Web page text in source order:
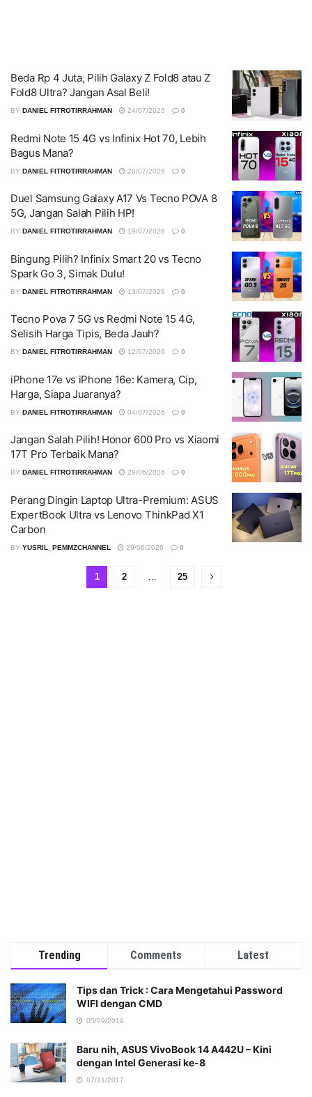
Beda Rp 4 Juta, Pilih Galaxy Z Fold8 atau Z
Fold8 Ultra? Jangan Asal Beli!
BY DANIEL FITROTIRRAHMAN 24/07/2026 0
Redmi Note 15 4G vs Infinix Hot 70, Lebih
Bagus Mana?
BY DANIEL FITROTIRRAHMAN 20/07/2026 0
Duel Samsung Galaxy A17 Vs Tecno POVA 8
5G, Jangan Salah Pilih HP!
BY DANIEL FITROTIRRAHMAN 19/07/2026 0
Bingung Pilih? Infinix Smart 20 vs Tecno
Spark Go 3, Simak Dulu!
BY DANIEL FITROTIRRAHMAN 13/07/2026 0
Tecno Pova 7 5G vs Redmi Note 15 4G,
Selisih Harga Tipis, Beda Jauh?
BY DANIEL FITROTIRRAHMAN 12/07/2026 0
iPhone 17e vs iPhone 16e: Kamera, Cip,
Harga, Siapa Juaranya?
BY DANIEL FITROTIRRAHMAN 04/07/2026 0
Jangan Salah Pilih! Honor 600 Pro vs Xiaomi
17T Pro Terbaik Mana?
BY DANIEL FITROTIRRAHMAN 29/06/2026 0
Perang Dingin Laptop Ultra-Premium: ASUS
ExpertBook Ultra vs Lenovo ThinkPad X1
Carbon
BY YUSRIL_PEMMZCHANNEL 29/06/2026 0
1 2 25
Trending Comments Latest
Tips dan Trick : Cara Mengetahui Password
WIFI dengan CMD
05/09/2019
Baru nih, ASUS VivoBook 14 A442U – Kini
dengan Intel Generasi ke-8
07/11/2017